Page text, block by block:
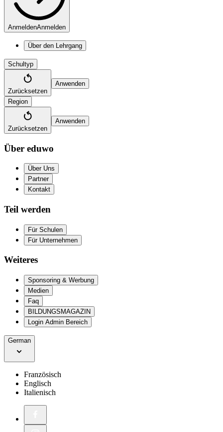
AnmeldenAnmelden
Über den Lehrgang
Schultyp
Zurücksetzen
Anwenden
Region
Zurücksetzen
Anwenden
Über eduwo
Über Uns
Partner
Kontakt
Teil werden
Für Schulen
Für Unternehmen
Weiteres
Sponsoring & Werbung
Medien
Faq
BILDUNGSMAGAZIN
Login Admin Bereich
German
Französisch
Englisch
Italienisch